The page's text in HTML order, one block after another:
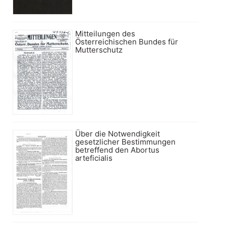
Mitteilungen des
Österreichischen Bundes für
Mutterschutz
Über die Notwendigkeit
gesetzlicher Bestimmungen
betreffend den Abortus
arteficialis